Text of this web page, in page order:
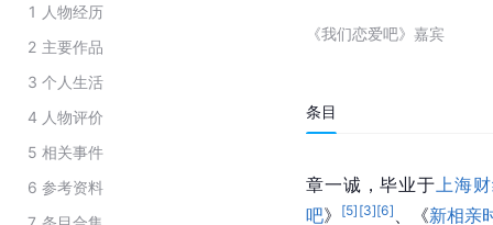
1 人物经历
2 主要作品
3 个人生活
4 人物评价
5 相关事件
6 参考资料
《我们恋爱吧》嘉宾
条目
章一诚，毕业于 上海
吧》 [5] [3][6] 、《新相亲